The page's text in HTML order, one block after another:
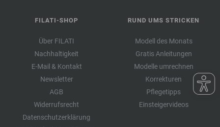
FILATI-SHOP
Über FILATI
Nachhaltigkeit
E-Mail & Kontakt
Newsletter
AGB
Widerrufsrecht
Datenschutzerklärung
RUND UMS STRICKEN
Modell des Monats
Gratis Anleitungen
Modelle umrechnen
Korrekturen
Pflegetipps
Einsteigervideos